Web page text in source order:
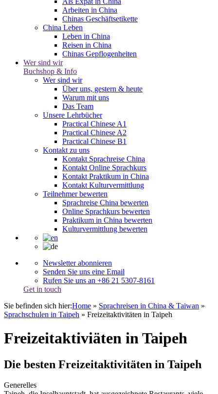
Arbeiten in China
Chinas Geschäftsetikette
China Leben
Leben in China
Reisen in China
Chinas Gepflogenheiten
Wer sind wir
Buchshop & Info
Wer sind wir
Über uns, gestern & heute
Warum mit uns
Das Team
Unsere Lehrbücher
Practical Chinese A1
Practical Chinese A2
Practical Chinese B1
Kontakt zu uns
Kontakt Sprachreise China
Kontakt Online Sprachkurs
Kontakt Praktikum in China
Kontakt Kulturvermittlung
Teilnehmer bewerten
Sprachreise China bewerten
Online Sprachkurs bewerten
Praktikum in China bewerten
Kulturvermittlung bewerten
Newsletter abonnieren
Senden Sie uns eine Email
Rufen Sie uns an +86 21 5307-8161
Get in touch
Sie befinden sich hier:Home » Sprachreisen in China & Taiwan »
Sprachschulen in Taipeh » Freizeitaktivitäten in Taipeh
Freizeitaktiviäten in Taipeh
Die besten Freizeitaktivitäten in Taipeh
Generelles